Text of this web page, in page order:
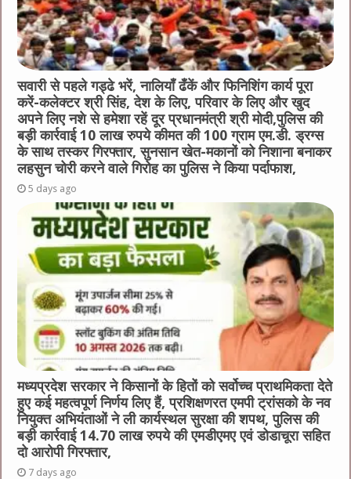
सवारी से पहले गड्ढे भरें, नालियाँ ढँकें और फिनिशिंग कार्य पूरा
करें-कलेक्टर श्री सिंह, देश के लिए, परिवार के लिए और खुद
अपने लिए नशे से हमेशा रहें दूर प्रधानमंत्री श्री मोदी,पुलिस की
बड़ी कार्रवाई 10 लाख रुपये कीमत की 100 ग्राम एम.डी. ड्रग्स
के साथ तस्कर गिरफ्तार, सुनसान खेत-मकानों को निशाना बनाकर
लहसुन चोरी करने वाले गिरोह का पुलिस ने किया पर्दाफाश,
5 days ago
मध्यप्रदेश सरकार ने किसानों के हितों को सर्वोच्च प्राथमिकता देते
हुए कई महत्वपूर्ण निर्णय लिए हैं, प्रशिक्षणरत एमपी ट्रांसको के नव
नियुक्त अभियंताओं ने ली कार्यस्थल सुरक्षा की शपथ, पुलिस की
बड़ी कार्रवाई 14.70 लाख रुपये की एमडीएमए एवं डोडाचूरा सहित
दो आरोपी गिरफ्तार,
7 days ago